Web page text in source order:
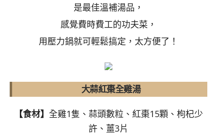
是最佳溫補湯品，
感覺費時費工的功夫菜，
用壓力鍋就可輕鬆搞定，太方便了！
大蒜紅棗全雞湯
【食材】 全雞1隻、蒜頭數粒、紅棗15顆、枸杞少
許、薑3片